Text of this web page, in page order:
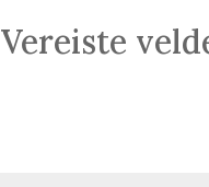
Vereiste